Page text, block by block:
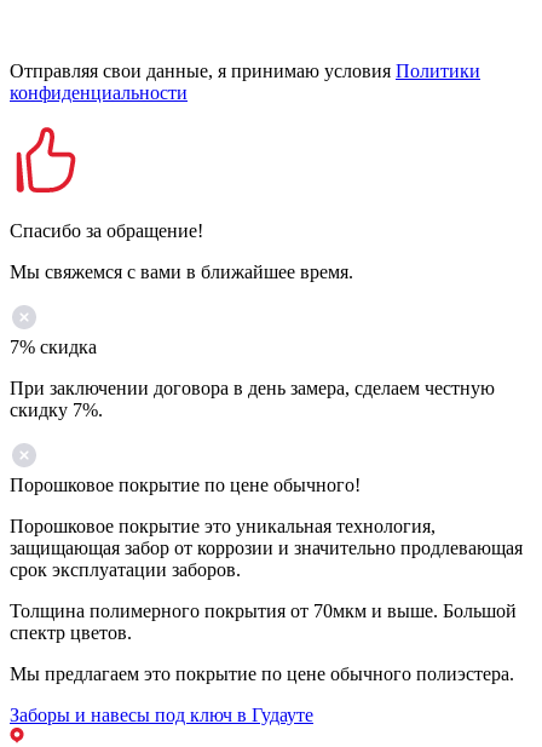
Отправляя свои данные, я принимаю условия Политики
конфиденциальности
Спасибо за обращение!
Мы свяжемся с вами в ближайшее время.
7% скидка
При заключении договора в день замера, сделаем честную
скидку 7%.
Порошковое покрытие по цене обычного!
Порошковое покрытие это уникальная технология,
защищающая забор от коррозии и значительно продлевающая
срок эксплуатации заборов.
Толщина полимерного покрытия от 70мкм и выше. Большой
спектр цветов.
Мы предлагаем это покрытие по цене обычного полиэстера.
Заборы и навесы под ключ в Гудауте